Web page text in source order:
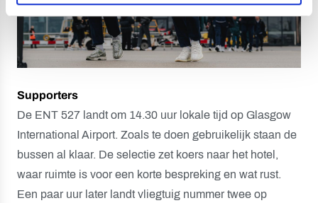
Supporters
De ENT 527 landt om 14.30 uur lokale tijd op Glasgow
International Airport. Zoals te doen gebruikelijk staan de
bussen al klaar. De selectie zet koers naar het hotel,
waar ruimte is voor een korte bespreking en wat rust.
Een paar uur later landt vliegtuig nummer twee op